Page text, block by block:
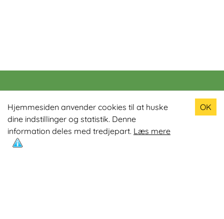
Hjemmesiden anvender cookies til at huske
dine indstillinger og statistik. Denne
information deles med tredjepart. Læs mere
OK
Populære produkter
Odin R900 Romaskine
Odin S900 Spinningcykel